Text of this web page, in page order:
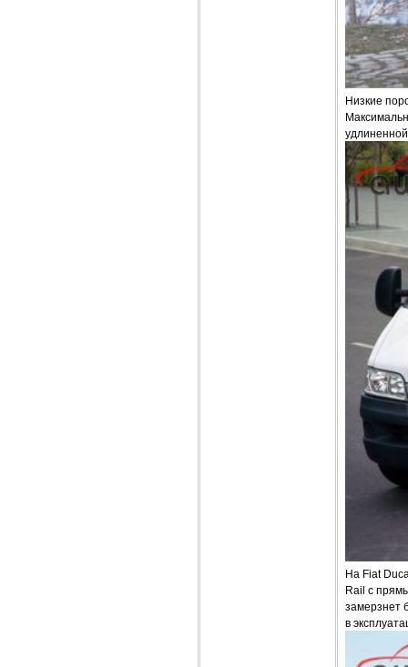
Низкие
На Fiat
Rail с
замерзнет
в